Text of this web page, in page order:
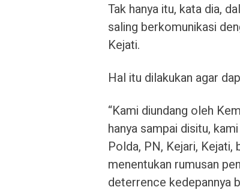
Tak hanya itu, kata dia,
saling berkomunikasi
Kejati.
Hal itu dilakukan agar
“Kami diundang oleh
hanya sampai disitu,
Polda, PN, Kejari, Kejati,
menentukan rumusan
deterrence kedepannya